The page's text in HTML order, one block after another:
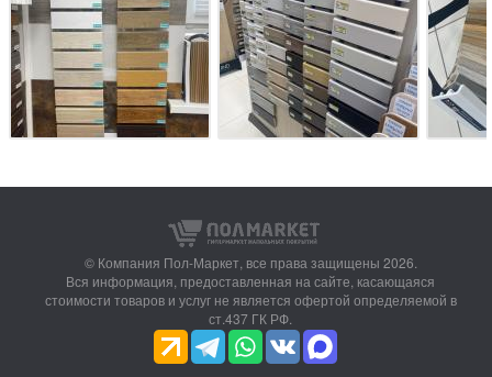
© Компания Пол-Маркет, все права защищены 2026.
Вся информация, предоставленная на сайте, касающаяся
стоимости товаров и услуг не является офертой определяемой в
ст.437 ГК РФ.